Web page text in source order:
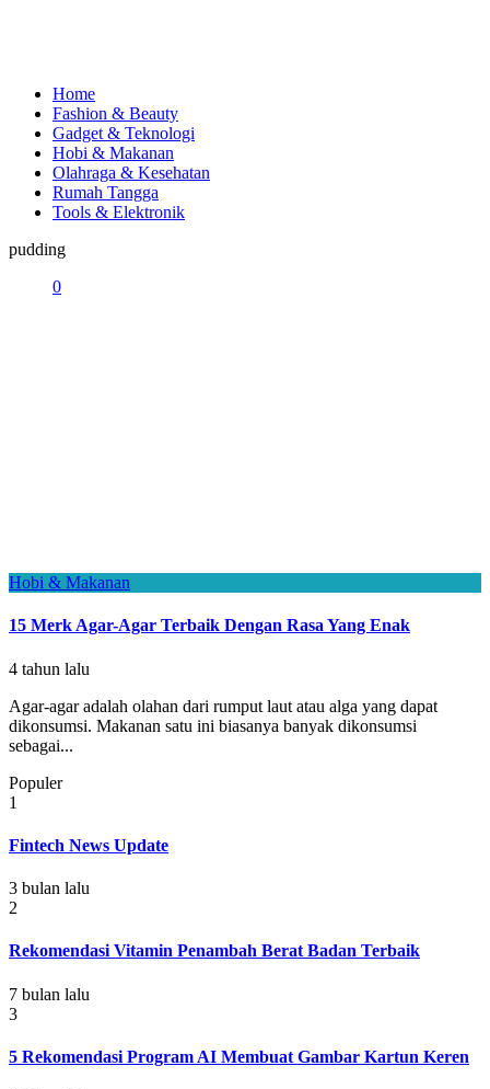
Home
Fashion & Beauty
Gadget & Teknologi
Hobi & Makanan
Olahraga & Kesehatan
Rumah Tangga
Tools & Elektronik
pudding
0
Hobi & Makanan
15 Merk Agar-Agar Terbaik Dengan Rasa Yang Enak
4 tahun lalu
Agar-agar adalah olahan dari rumput laut atau alga yang dapat
dikonsumsi. Makanan satu ini biasanya banyak dikonsumsi
sebagai...
Populer
1
Fintech News Update
3 bulan lalu
2
Rekomendasi Vitamin Penambah Berat Badan Terbaik
7 bulan lalu
3
5 Rekomendasi Program AI Membuat Gambar Kartun Keren